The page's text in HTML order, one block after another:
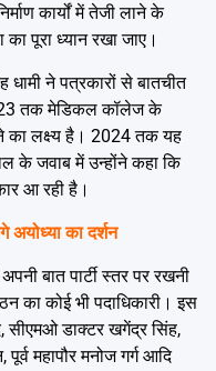
कार्यों में तेजी लाने के
का पूरा ध्यान रखा जाए।
धामी ने पत्रकारों से बातचीत
तक मेडिकल कॉलेज के
का लक्ष्य है। 2024 तक यह
के जवाब में उन्होंने कहा कि
आ रही है।
का दर्शन
बात पार्टी स्तर पर रखनी
का कोई भी पदाधिकारी। इस
सीएमओ डाक्टर खगेंद्र सिंह,
महापौर मनोज गर्ग आदि